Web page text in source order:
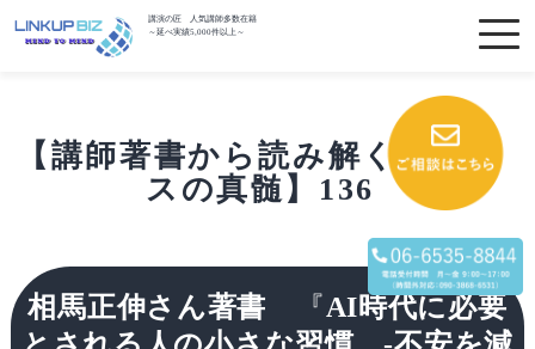
講演の匠 人気講師多数在籍
～延べ実績5,000件以上～
【講師著書から読み解くビジネ
スの真髄】136
相馬正伸さん著書 『AI時代に必要